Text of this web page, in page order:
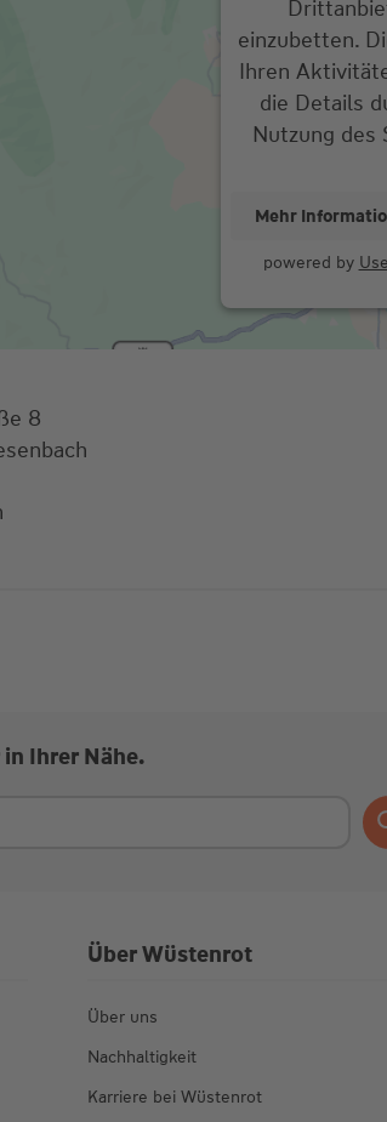
einzubetten.
Ihren
die Details
Nutzung des
Mehr
powered by
8
Ihrer Nähe.
Über Wüstenrot
Über uns
Nachhaltigkeit
Karriere bei Wüstenrot